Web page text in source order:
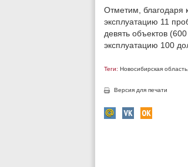
Отметим, благодаря
эксплуатацию 11
девять объектов
эксплуатацию 100
Теги: Новосибирская область
Версия для печати